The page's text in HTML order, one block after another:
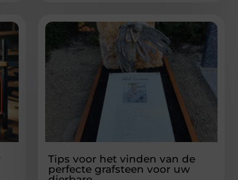
Tips voor het vinden van de
perfecte grafsteen voor uw